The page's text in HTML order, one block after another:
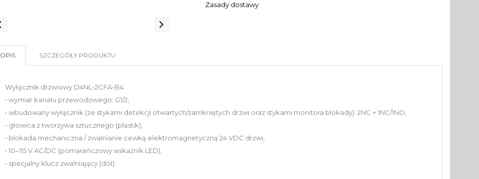
Zasady dostawy
OPIS SZCZEGÓŁY PRODUKTU
Wyłącznik drzwiowy D4NL-2CFA-B4:
• wymiar kanału przewodowego: G1/2,
• wbudowany wyłącznik (ze stykami detekcji otwartych/zamkniętych drzwi oraz stykami monitora blokady): 2NC + 1NC/1NO,
• głowica z tworzywa sztucznego (plastik),
• blokada mechaniczna / zwalnianie cewką elektromagnetyczną 24 VDC drzwi,
• 10–115 V AC/DC (pomarańczowy wskaźnik LED),
• specjalny klucz zwalniający (dół).